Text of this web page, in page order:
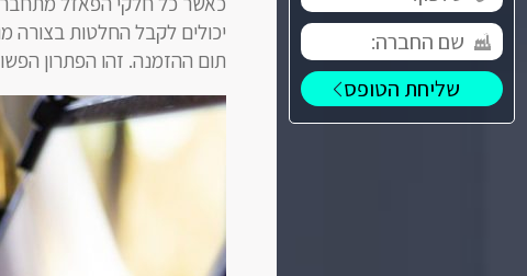
יכולים לקבל החלטות
תום ההזמנה. זהו הפתרון